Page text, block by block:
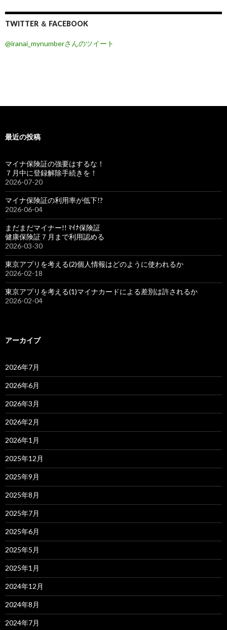
TWITTER ＆ FACEBOOK
@iranai_mynumberさんのツイート
最近の投稿
マイナ保険証の強要はするな！
７月中に登録解除手続きを！
2026-07-20
マイナ保険証の利用率が低下!?
2026-06-04
まだまだマイナー!! ﾏｲﾅ保険証
健康保険証７月まで利用認める
2026-03-30
東京アプリを考える(2)個人情報はどのように使われるか
2026-02-18
東京アプリを考える(1)マイナカードによる差別は許されるか
2026-02-04
アーカイブ
2026年7月
2026年6月
2026年3月
2026年2月
2026年1月
2025年12月
2025年9月
2025年8月
2025年7月
2025年6月
2025年5月
2025年1月
2024年12月
2024年8月
2024年7月